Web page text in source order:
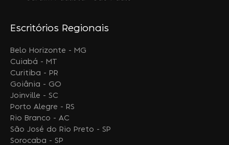
Escritórios Regionais
Belo Horizonte - MG
Cuiabá - MT
Curitiba - PR
Goiânia - GO
Joinville - SC
Porto Alegre - RS
Rio Branco - AC
São José do Rio Preto - SP
Sorocaba - SP